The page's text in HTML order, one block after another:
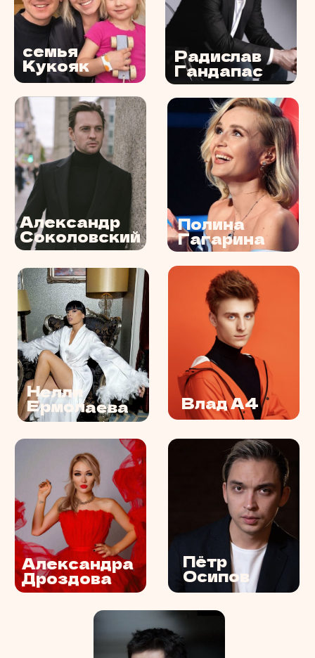
вы увидите нас на площадке за час до
старта. с выездным баром в Москве от
EventHooligans ваше мероприятие
ПОЛНЫЙ РЕЛАКС
ПОЛУЧИТЕ ТОЧНЫЙ
РАСЧЕТ
И ЗАБРОНИРУЙТЕ
ДАТУ